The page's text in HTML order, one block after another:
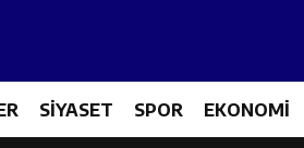
SİYASET SPOR EKONOMİ
Adayı Süleyman Tan Üyelerle Buluştu